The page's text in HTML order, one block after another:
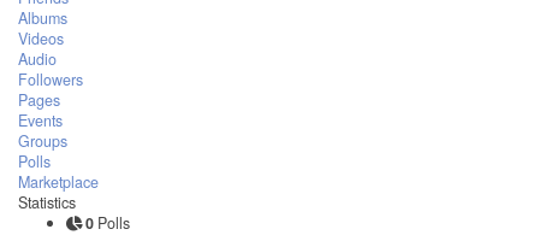
Albums
Videos
Audio
Followers
Pages
Events
Groups
Polls
Marketplace
Statistics
0 Polls